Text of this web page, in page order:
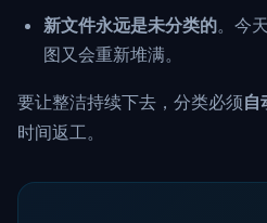
新文件永远是未分类的。今
图又会重新堆满。
要让整洁持续下去，分类必须自
时间返工。